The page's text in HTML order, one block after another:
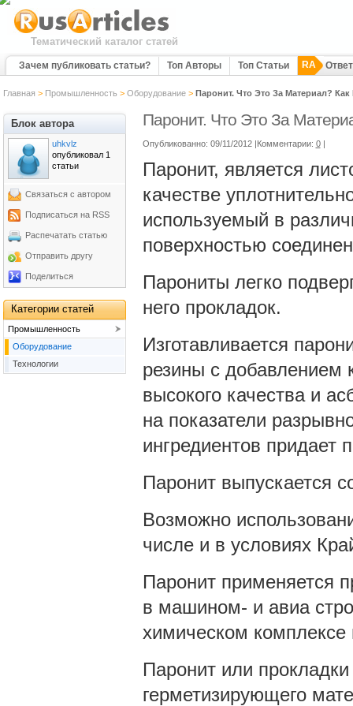
Тематический каталог статей
Зачем публиковать статьи? Топ Авторы Топ Статьи RA
Главная > Промышленность > Оборудование> Паронит. Что Это За Материал?
Паронит. Что Это За
Опубликованно: 09/11/2012 |Комментарии: 0 |
Паронит, является
качестве
используемый в
поверхностью
Парониты легко
него прокладок.
Изготавливается
резины с добавлением
высокого качества и
на показатели
ингредиентов придает
Паронит выпускается
Возможно
числе и в условиях
Паронит применяется
в машином- и авиа
химическом комплексе
Паронит или
герметизирующего
Блок автора
uhkvlz
опубликовал 1
статьи
Связаться с автором
Подписаться на RSS
Распечатать статью
Отправить другу
Поделиться
Категории статей
Промышленность
Оборудование
Технологии